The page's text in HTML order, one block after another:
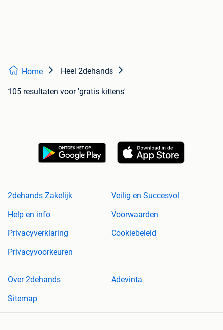
Home Heel 2dehands
105 resultaten voor 'gratis kittens'
2dehands Zakelijk
Veilig en Succesvol
Help en info
Voorwaarden
Privacyverklaring
Cookiebeleid
Privacyvoorkeuren
Over 2dehands
Adevinta
Sitemap